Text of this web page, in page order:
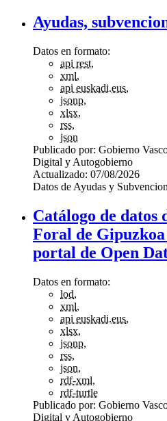
Ayudas,
Datos en formato:
api rest,
xml,
api euskadi.eus,
jsonp,
xlsx,
rss,
json
Publicado por: Gobierno
Digital y Autogobierno
Actualizado: 07/08/2026
Datos de Ayudas y
Catálogo de datos
Foral de Gipuzkoa
portal de Open
Datos en formato:
lod,
xml,
api euskadi.eus,
xlsx,
jsonp,
rss,
json,
rdf-xml,
rdf-turtle
Publicado por: Gobierno
Digital y Autogobierno